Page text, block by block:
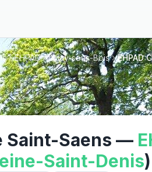
EHPAD Aulnay-sous-Bois EHPAD
Saint-Saens —
Saint-Denis)